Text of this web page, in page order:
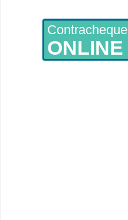
Contracheque
ONLINE